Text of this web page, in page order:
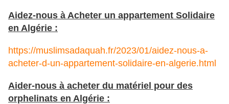
Aidez-nous à Acheter un appartement Solidaire
en Algérie :
https://muslimsadaquah.fr/2023/01/aidez-nous-a-
acheter-d-un-appartement-solidaire-en-algerie.html
Aider-nous à acheter du matériel pour des
orphelinats en Algérie :